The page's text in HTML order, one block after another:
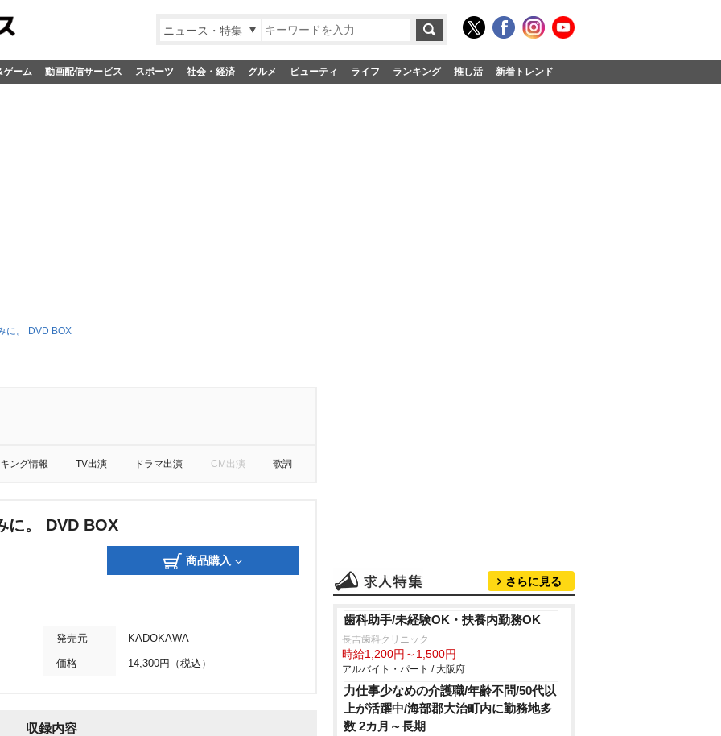
ニュース・特集
ゲーム 動画配信サービス スポーツ 社会・経済 グルメ ビューティ ライフ ランキング 推し活 新着トレンド
に。 DVD BOX
ング情報 TV出演 ドラマ出演 CM出演 歌詞
に。 DVD BOX
商品購入
発売元 KADOKAWA
価格 14,300円（税込）
収録内容
さらに見る
歯科助手/未経験OK・扶養内勤務OK
長吉歯科クリニック
時給1,200円～1,500円
アルバイト・パート / 大阪府
力仕事少なめの介護職/年齢不問/50代以
上が活躍中/海部郡大治町内に勤務地多
数 2カ月～長期